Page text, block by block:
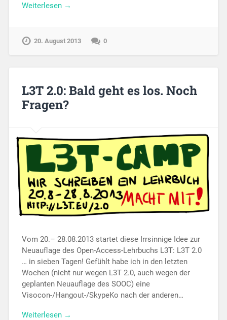
Weiterlesen →
20. August 2013 0
L3T 2.0: Bald geht es los. Noch
Fragen?
Vom 20.– 28.08.2013 startet diese Irrsinnige Idee zur
Neuauflage des Open-Access-Lehrbuchs L3T: L3T 2.0
… in sieben Tagen! Gefühlt habe ich in den letzten
Wochen (nicht nur wegen L3T 2.0, auch wegen der
geplanten Neuauflage des SOOC) eine
Visocon-/Hangout-/SkypeKo nach der anderen…
Weiterlesen →